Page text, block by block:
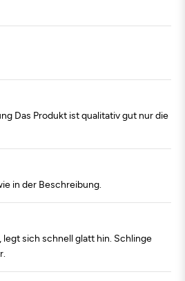
Das Produkt ist qualitativ gut nur die
in der Beschreibung.
sich schnell glatt hin. Schlinge